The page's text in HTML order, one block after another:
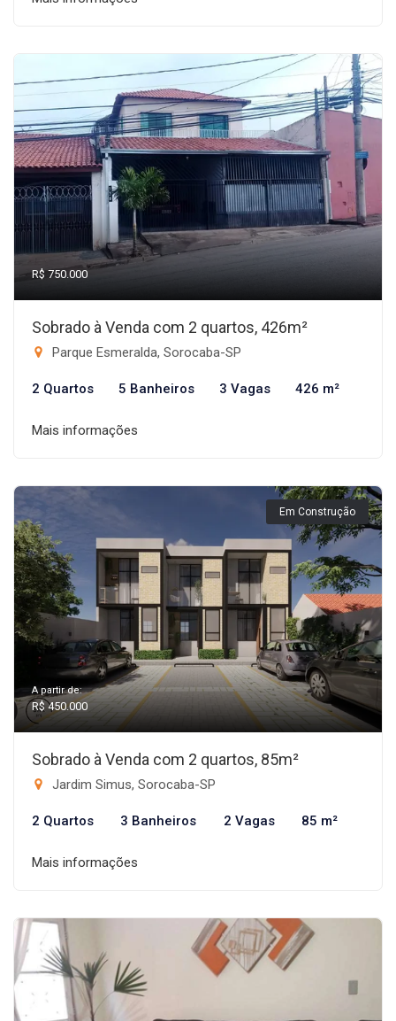
R$ 750.000
Sobrado à Venda com 2 quartos, 426m²
Parque Esmeralda, Sorocaba-SP
2 Quartos 5 Banheiros 3 Vagas 426 m²
Mais informações
Em Construção
A partir de:
R$ 450.000
Sobrado à Venda com 2 quartos, 85m²
Jardim Simus, Sorocaba-SP
2 Quartos 3 Banheiros 2 Vagas 85 m²
Mais informações